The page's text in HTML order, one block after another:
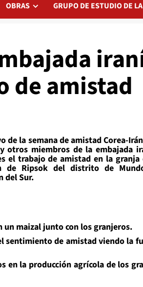
OBRAS GRUPO DE ESTUDIO DE
de amistad
de la semana de amistad Corea-
otros miembros de la embajada
el trabajo de amistad en la
de Ripsok del distrito de
del Sur.
un maizal junto con los granjeros.
sentimiento de amistad viendo la
en la producción agrícola de los